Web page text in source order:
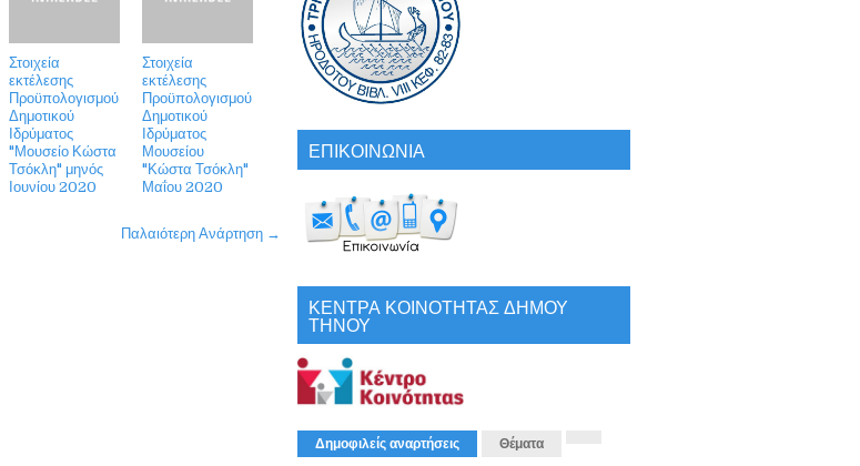
Στοιχεία
εκτέλεσης
Προϋπολογισμού
Δημοτικού
Ιδρύματος
"Μουσείο Κώστα
Τσόκλη" μηνός
Ιουνίου 2020
Στοιχεία
εκτέλεσης
Προϋπολογισμού
Δημοτικού
Ιδρύματος
Μουσείου
"Κώστα Τσόκλη"
Μαΐου 2020
Παλαιότερη Ανάρτηση →
ΕΠΙΚΟΙΝΩΝΙΑ
ΚΕΝΤΡΑ ΚΟΙΝΟΤΗΤΑΣ ΔΗΜΟΥ
ΤΗΝΟΥ
Δημοφιλείς αναρτήσεις Θέματα